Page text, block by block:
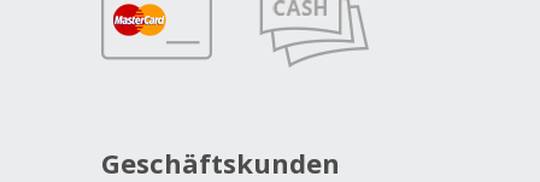
Geschäftskunden